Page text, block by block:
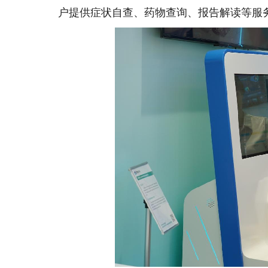
户提供症状自查、药物查询、报告解读等服